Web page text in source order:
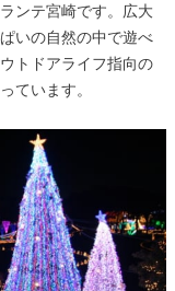
ンテ宮崎です。広大
いの自然の中で遊べ
トドアライフ指向の
ています。